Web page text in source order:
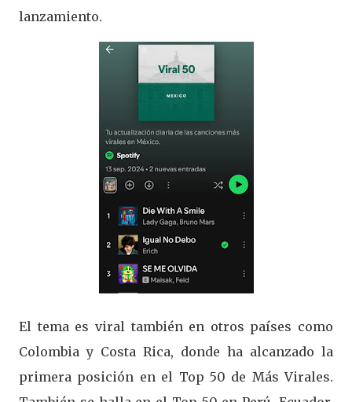
lanzamiento.
El tema es viral también en otros países como
Colombia y Costa Rica, donde ha alcanzado la
primera posición en el Top 50 de Más Virales.